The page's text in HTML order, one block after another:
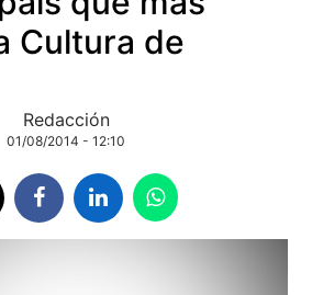
Cultura de
Redacción
01/08/2014 - 12:10